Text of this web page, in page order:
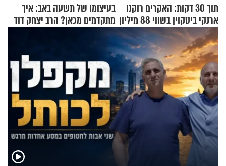
תוך 30 דקות: האקרים רוקנו
ארנקי ביטקוין בשווי 88 מיליון
דולר
בעיצומו של תשעה באב: איך
מתקדמים מכאן? הרב יצחק דוד
גרוסמן בשיחה מיוחדת